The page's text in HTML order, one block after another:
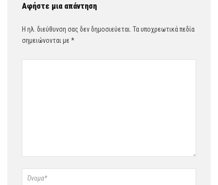
Αφήστε μια απάντηση
Η ηλ. διεύθυνση σας δεν δημοσιεύεται. Τα υποχρεωτικά πεδία
σημειώνονται με *